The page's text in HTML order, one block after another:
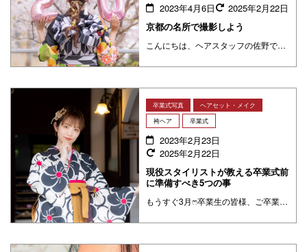
2023年4月6日
2025年2月22日
京都の名所で撮影しよう
こんにちは、ヘアスタッフの佐野です。3月に入り暖かくなってきましたね。京都では、3月中旬～桜が咲きだし観光客の方で賑わっています。観光名所の多い京都での撮影を希望される方も多くいらっしゃいます。そこで今回は夢館の撮影コー ・・・
卒業式写真
ヘアセット・メイク
袴ヘア
卒業式
2023年2月23日
2025年2月22日
現役スタイリストが教える卒業式前
に準備すべき5つの事
もうすぐ3月ෆ卒業生の皆様、ご卒業おめでとうございます！「人生で初めての袴」という声を毎年多く耳にします。私も卒業式シーズンは沢山卒業生様のヘアセットやメイクを担当させていただいていて皆様から色々なお悩みを相談を受けます ・・・